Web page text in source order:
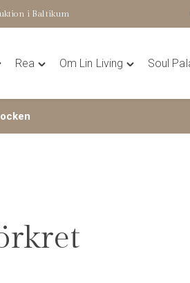
i Baltikum
Rea
Toggle
Om Lin Living
Toggle
Soul